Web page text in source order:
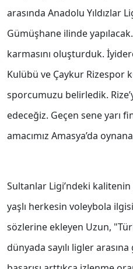
arasında Anadolu Yıldızlar
Gümüşhane ilinde yapılacak.
karmasını oluşturduk.
Kulübü ve Çaykur Rizespor
sporcumuzu belirledik.
edeceğiz. Geçen sene yarı
amacımız Amasya’da
Sultanlar Ligi’ndeki kalitenin
yaşlı herkesin voleybola
sözlerine ekleyen Uzun,
dünyada sayılı ligler